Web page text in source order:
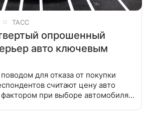
ТАСС
опрошенный
авто ключевым
для отказа от покупки
считают цену авто
при выборе автомобиля